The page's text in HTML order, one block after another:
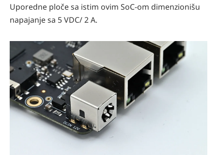
Uporedne ploče sa istim ovim SoC-om dimenzionišu
napajanje sa 5 VDC/ 2 A.